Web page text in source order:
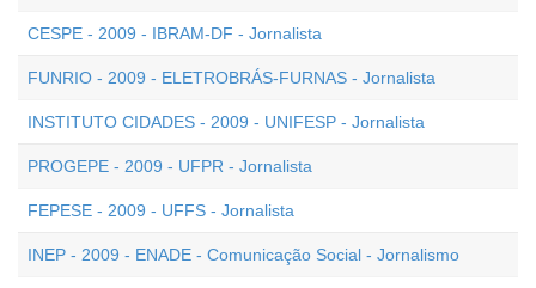
CESPE - 2009 - IBRAM-DF - Jornalista
FUNRIO - 2009 - ELETROBRÁS-FURNAS - Jornalista
INSTITUTO CIDADES - 2009 - UNIFESP - Jornalista
PROGEPE - 2009 - UFPR - Jornalista
FEPESE - 2009 - UFFS - Jornalista
INEP - 2009 - ENADE - Comunicação Social - Jornalismo